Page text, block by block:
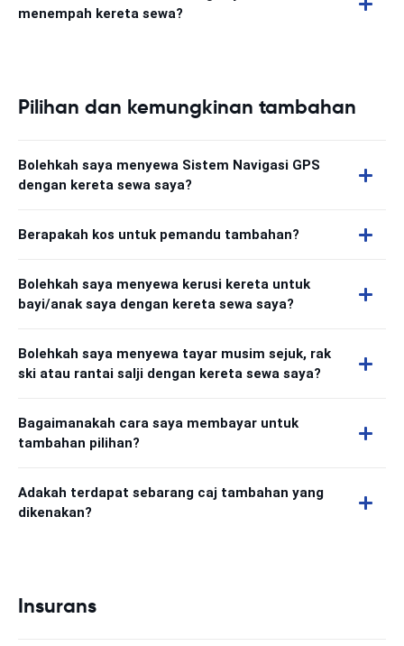
menempah kereta sewa?
Pilihan dan kemungkinan tambahan
Bolehkah saya menyewa Sistem Navigasi GPS
dengan kereta sewa saya?
Berapakah kos untuk pemandu tambahan?
Bolehkah saya menyewa kerusi kereta untuk
bayi/anak saya dengan kereta sewa saya?
Bolehkah saya menyewa tayar musim sejuk, rak
ski atau rantai salji dengan kereta sewa saya?
Bagaimanakah cara saya membayar untuk
tambahan pilihan?
Adakah terdapat sebarang caj tambahan yang
dikenakan?
Insurans